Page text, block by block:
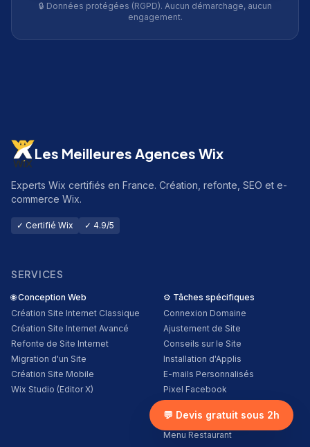
🔒 Données protégées (RGPD). Aucun démarchage, aucun
engagement.
Les Meilleures Agences Wix
Experts Wix certifiés en France. Création, refonte, SEO et e-
commerce Wix.
✓ Certifié Wix ✓ 4.9/5
SERVICES
🌐 Conception Web
Création Site Internet Classique
Création Site Internet Avancé
Refonte de Site Internet
Migration d'un Site
Création Site Mobile
Wix Studio (Editor X)
⚙️ Tâches spécifiques
Connexion Domaine
Ajustement de Site
Conseils sur le Site
Installation d'Applis
E-mails Personnalisés
Pixel Facebook
Accessibilité du Site
Menu Restaurant
💬 Devis gratuit sous 2h